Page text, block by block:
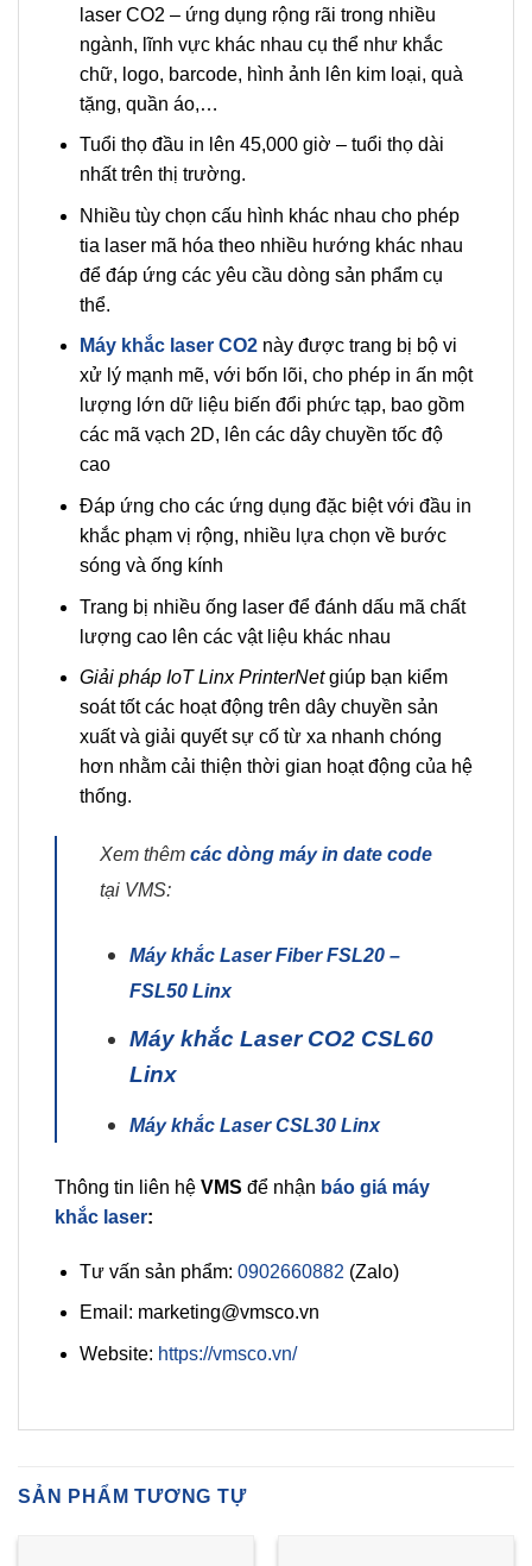
laser CO2 – ứng dụng rộng rãi trong nhiều
ngành, lĩnh vực khác nhau cụ thể như khắc
chữ, logo, barcode, hình ảnh lên kim loại, quà
tặng, quần áo,…
Tuổi thọ đầu in lên 45,000 giờ – tuổi thọ dài
nhất trên thị trường.
Nhiều tùy chọn cấu hình khác nhau cho phép
tia laser mã hóa theo nhiều hướng khác nhau
để đáp ứng các yêu cầu dòng sản phẩm cụ
thể.
Máy khắc laser CO2này được trang bị bộ vi
xử lý mạnh mẽ, với bốn lõi, cho phép in ấn một
lượng lớn dữ liệu biến đổi phức tạp, bao gồm
các mã vạch 2D, lên các dây chuyền tốc độ
cao
Đáp ứng cho các ứng dụng đặc biệt với đầu in
khắc phạm vị rộng, nhiều lựa chọn về bước
sóng và ống kính
Trang bị nhiều ống laser để đánh dấu mã chất
lượng cao lên các vật liệu khác nhau
Giải pháp IoT Linx PrinterNetgiúp bạn kiểm
soát tốt các hoạt động trên dây chuyền sản
xuất và giải quyết sự cố từ xa nhanh chóng
hơn nhằm cải thiện thời gian hoạt động của hệ
thống.
Xem thêm các dòng máy in date code
tại VMS:
Máy khắc Laser Fiber FSL20 –
FSL50 Linx
Máy khắc Laser CO2 CSL60
Linx
Máy khắc Laser CSL30 Linx
Thông tin liên hệ VMS để nhận báo giá máy
khắc laser:
Tư vấn sản phẩm: 0902660882 (Zalo)
Email: marketing@vmsco.vn
Website: https://vmsco.vn/
SẢN PHẨM TƯƠNG TỰ